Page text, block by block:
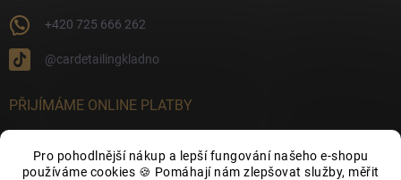
Pro pohodlnější nákup a lepší fungování našeho e-shopu
používáme cookies 🍪 Pomáhají nám zlepšovat služby, měřit
+420 725 666 262
@cardetailingkladno
PŘIJÍMÁME ONLINE PLATBY